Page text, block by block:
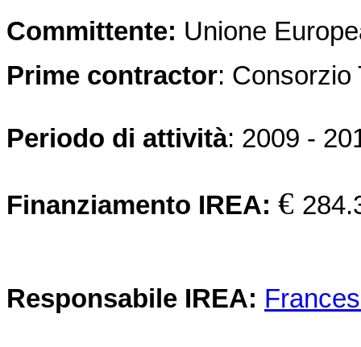
Committente: Unione
Prime contractor: Consorzio
Periodo di attività: 2009 -
Finanziamento IREA: €
Responsabile IREA: